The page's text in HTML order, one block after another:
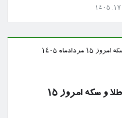
قیمت بازگشایی بازار طلا و سکه امروز ۱۵